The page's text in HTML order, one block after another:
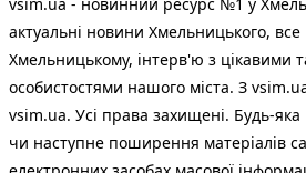
актуальні новини Хмельницького, все
Хмельницькому, інтерв'ю з цікавими
особистостями нашого міста. З
vsim.ua. Усі права захищені. Будь-
чи наступне поширення матеріалів